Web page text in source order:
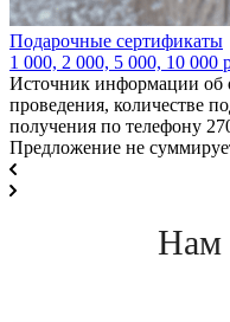
Подарочные сертификаты
1 000, 2 000, 5 000, 10 000
Источник информации об
проведения, количестве
получения по телефону
Предложение не
Нам